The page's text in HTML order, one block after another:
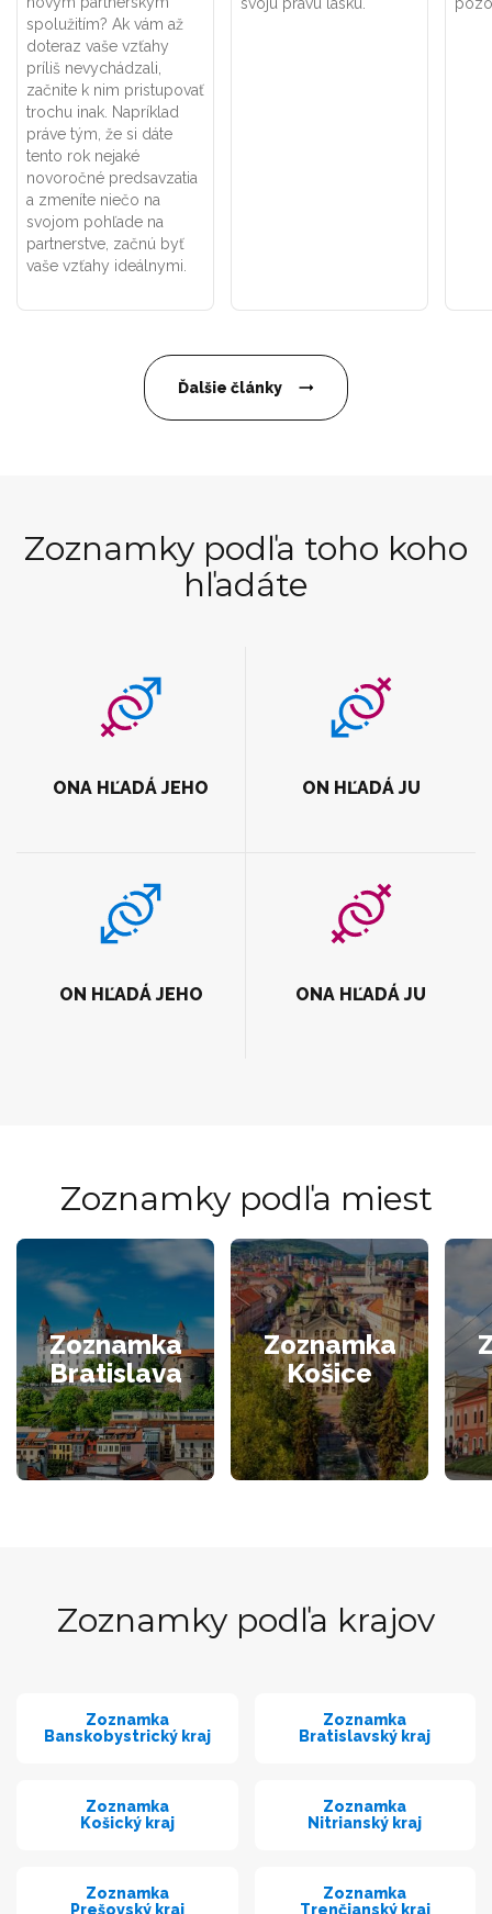
spolužitím? Ak vám až
doteraz vaše vzťahy
príliš nevychádzali,
začnite k nim pristupovať
trochu inak. Napríklad
práve tým, že si dáte
tento rok nejaké
novoročné predsavzatia
a zmeníte niečo na
svojom pohľade na
partnerstve, začnú byť
vaše vzťahy ideálnymi.
svoju pravú lásku.
Ďalšie články
Zoznamky podľa toho koho
hľadáte
ONA HĽADÁ JEHO ON HĽADÁ JU
ON HĽADÁ JEHO ONA HĽADÁ JU
Zoznamky podľa miest
Zoznamka
Bratislava
Zoznamka
Košice
Zoznamky podľa krajov
Zoznamka
Banskobystrický kraj
Zoznamka
Bratislavský kraj
Zoznamka
Košický kraj
Zoznamka
Nitrianský kraj
Zoznamka
Prešovský kraj
Zoznamka
Trenčianský kraj